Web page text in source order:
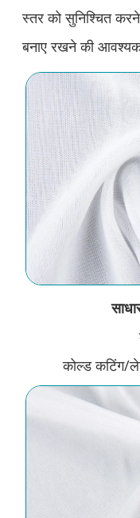
स्तर को सुनिश्चित
बनाए रखने की
कोल्ड कटिंग/